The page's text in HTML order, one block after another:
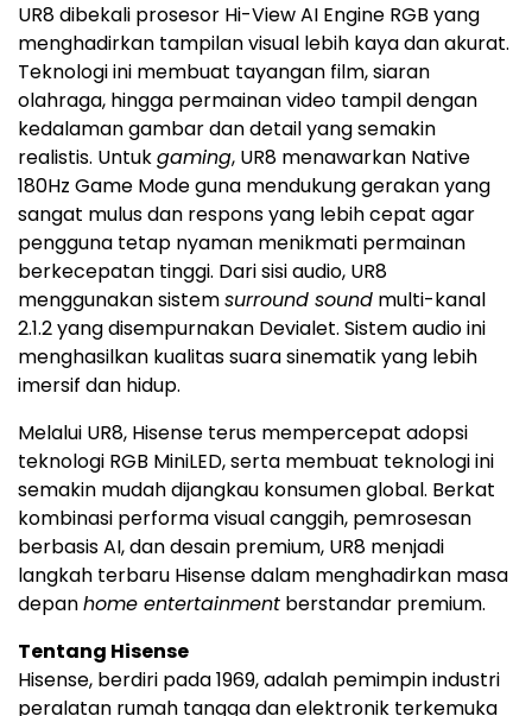
UR8 dibekali prosesor Hi-View AI Engine RGB yang
menghadirkan tampilan visual lebih kaya dan akurat.
Teknologi ini membuat tayangan film, siaran
olahraga, hingga permainan video tampil dengan
kedalaman gambar dan detail yang semakin
realistis. Untukgaming, UR8 menawarkan Native
180Hz Game Mode guna mendukung gerakan yang
sangat mulus dan respons yang lebih cepat agar
pengguna tetap nyaman menikmati permainan
berkecepatan tinggi. Dari sisi audio, UR8
menggunakan sistemsurround sound multi-kanal
2.1.2 yang disempurnakan Devialet. Sistem audio ini
menghasilkan kualitas suara sinematik yang lebih
imersif dan hidup.
Melalui UR8, Hisense terus mempercepat adopsi
teknologi RGB MiniLED, serta membuat teknologi ini
semakin mudah dijangkau konsumen global. Berkat
kombinasi performa visual canggih, pemrosesan
berbasis AI, dan desain premium, UR8 menjadi
langkah terbaru Hisense dalam menghadirkan masa
depanhome entertainment berstandar premium.
Tentang Hisense
Hisense, berdiri pada 1969, adalah pemimpin industri
peralatan rumah tangga dan elektronik terkemuka